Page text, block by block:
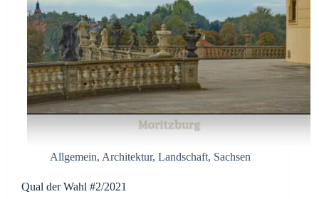
Allgemein, Architektur, Landschaft, Sachsen
Qual der Wahl #2/2021